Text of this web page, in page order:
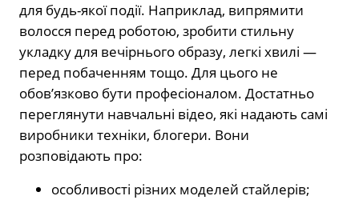
для будь-якої події. Наприклад, випрямити
волосся перед роботою, зробити стильну
укладку для вечірнього образу, легкі хвилі —
перед побаченням тощо. Для цього не
обов’язково бути професіоналом. Достатньо
переглянути навчальні відео, які надають самі
виробники техніки, блогери. Вони
розповідають про:
особливості різних моделей стайлерів;